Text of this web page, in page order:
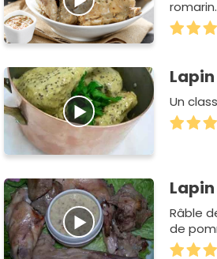
romarin.
Un
Râble
de